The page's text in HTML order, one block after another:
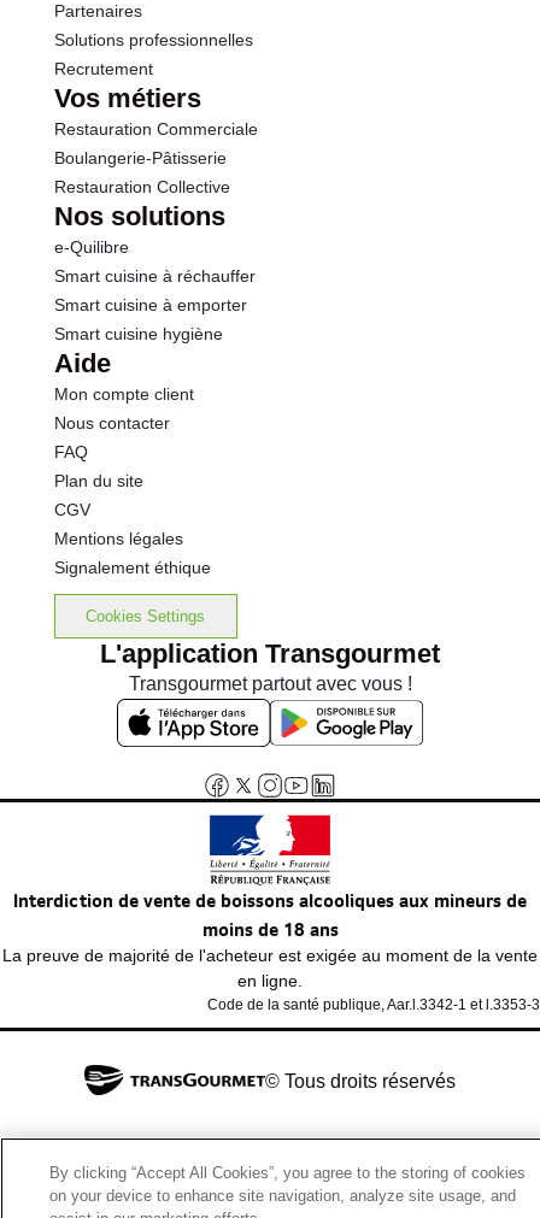
Partenaires
Solutions professionnelles
Recrutement
Vos métiers
Restauration Commerciale
Boulangerie-Pâtisserie
Restauration Collective
Nos solutions
e-Quilibre
Smart cuisine à réchauffer
Smart cuisine à emporter
Smart cuisine hygiène
Aide
Mon compte client
Nous contacter
FAQ
Plan du site
CGV
Mentions légales
Signalement éthique
Cookies Settings
L'application Transgourmet
Transgourmet partout avec vous !
Interdiction de vente de boissons alcooliques aux mineurs de
moins de 18 ans
La preuve de majorité de l'acheteur est exigée au moment de la vente
en ligne.
Code de la santé publique, Aar.l.3342-1 et l.3353-3
© Tous droits réservés
By clicking “Accept All Cookies”, you agree to the storing of cookies
on your device to enhance site navigation, analyze site usage, and